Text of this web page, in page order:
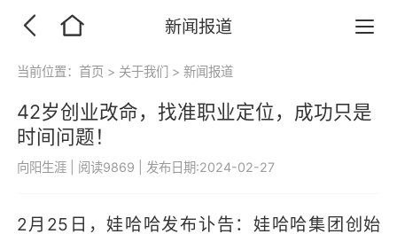
新闻报道
当前位置：首页 > 关于我们 > 新闻报道
42岁创业改命，找准职业定位，成功只是
时间问题！
向阳生涯 阅读9869 发布日期:2024-02-27
2月25日，娃哈哈发布讣告：娃哈哈集团创始